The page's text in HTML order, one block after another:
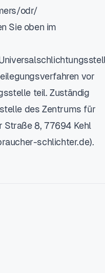
odr/
Sie oben im
vor
teil. Zuständig
des Zentrums für
Straße 8, 77694 Kehl
schlichter.de).